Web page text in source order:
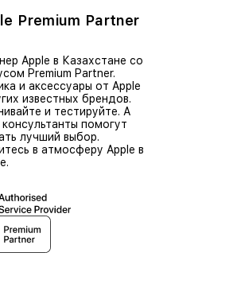
Premium Partner
Apple в Казахстане со
Premium Partner.
и аксессуары от Apple
известных брендов.
и тестируйте. А
помогут
лучший выбор.
в атмосферу Apple в